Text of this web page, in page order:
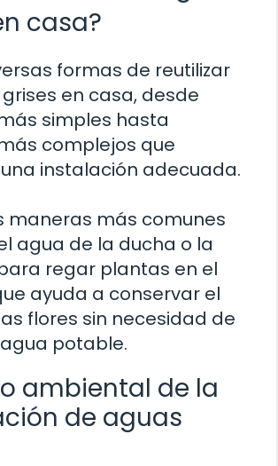
casa?
formas de reutilizar
en casa, desde
simples hasta
complejos que
instalación adecuada.
maneras más comunes
agua de la ducha o la
regar plantas en el
ayuda a conservar el
flores sin necesidad de
potable.
ambiental de la
de aguas